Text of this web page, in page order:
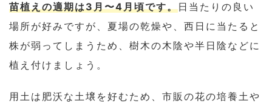
苗植えの適期は3月〜4月頃です。日当たりの良い
場所が好みですが、夏場の乾燥や、西日に当たると
株が弱ってしまうため、樹木の木陰や半日陰などに
植え付けましょう。
用土は肥沃な土壌を好むため、市販の花の培養土や